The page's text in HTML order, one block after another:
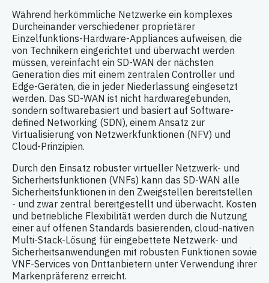
Während herkömmliche Netzwerke ein komplexes
Durcheinander verschiedener proprietärer
Einzelfunktions-Hardware-Appliances aufweisen, die
von Technikern eingerichtet und überwacht werden
müssen, vereinfacht ein SD-WAN der nächsten
Generation dies mit einem zentralen Controller und
Edge-Geräten, die in jeder Niederlassung eingesetzt
werden. Das SD-WAN ist nicht hardwaregebunden,
sondern softwarebasiert und basiert auf Software-
defined Networking (SDN), einem Ansatz zur
Virtualisierung von Netzwerkfunktionen (NFV) und
Cloud-Prinzipien.
Durch den Einsatz robuster virtueller Netzwerk- und
Sicherheitsfunktionen (VNFs) kann das SD-WAN alle
Sicherheitsfunktionen in den Zweigstellen bereitstellen
- und zwar zentral bereitgestellt und überwacht. Kosten
und betriebliche Flexibilität werden durch die Nutzung
einer auf offenen Standards basierenden, cloud-nativen
Multi-Stack-Lösung für eingebettete Netzwerk- und
Sicherheitsanwendungen mit robusten Funktionen sowie
VNF-Services von Drittanbietern unter Verwendung ihrer
Markenpräferenz erreicht.